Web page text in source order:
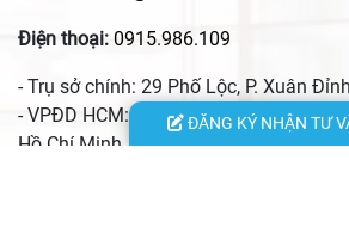
Điện thoại: 0915.986.109
- Trụ sở chính: 29 Phố Lộc, P. Xuân
- VPĐD HCM: 24 đường 13, KĐT Vạn
Hồ Chí Minh
ĐĂNG KÝ NHẬN TƯ